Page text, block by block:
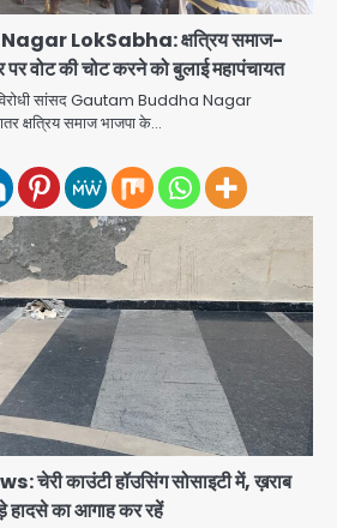
LokSabha: क्षत्रिय समाज-
पर वोट की चोट करने को बुलाई महापंचायत
विरोधी सांसद Gautam Buddha Nagar
क्षत्रिय समाज भाजपा के…
काउंटी हॉउसिंग सोसाइटी में, ख़राब
हादसे का आगाह कर रहें
Road Accident: हरियाणा
टक्कर, 70 वर्षीय राहगीर महिला की मौत
hind janab
fee dispute: आम लोगों की जेब नहीं,
पर बोझ, पर पर्दे के पीछे ट्रंप का दबाव?
Kumar
Ghar Tiranga Campaign:
में 9 से 17 अगस्त तक चलेगा जन-
महाअभियान, डीएम ने की समीक्षा
Kumar